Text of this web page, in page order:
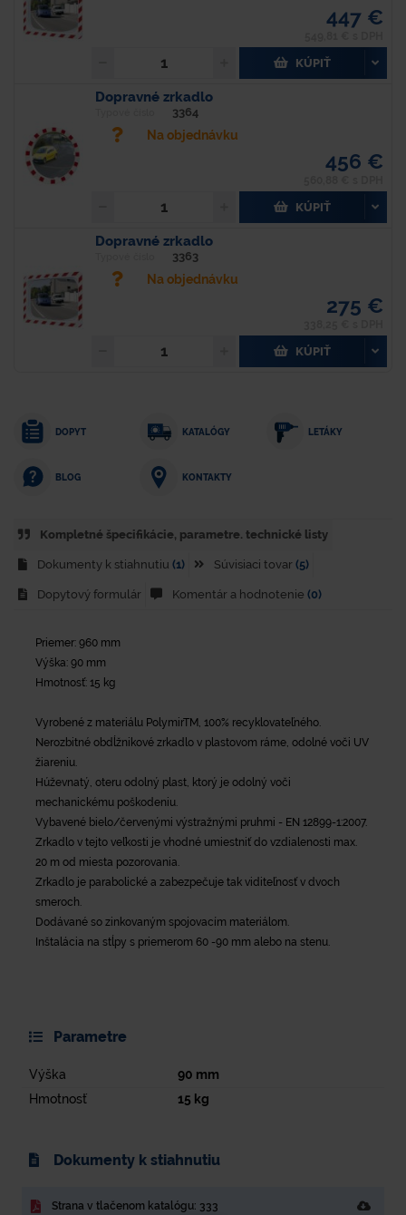
447 €
KÚPIŤ
Dopravné zrkadlo
3364
Na objednávku
456 €
KÚPIŤ
Dopravné zrkadlo
3363
Na objednávku
275 €
KÚPIŤ
DOPYT KATALÓGY LETÁKY
BLOG KONTAKTY
Kompletné špecifikácie, parametre. technické listy
Dokumenty k stiahnutiu (1) Súvisiaci tovar (5)
Dopytový formulár Komentár a hodnotenie (0)
Priemer: 960 mm
Výška: 90 mm
Hmotnosť: 15 kg
Vyrobené z materiálu PolymirTM, 100% recyklovateľného.
Nerozbitné obdĺžnikové zrkadlo v plastovom ráme, odolné voči UV
žiareniu.
Húževnatý, oteru odolný plast, ktorý je odolný voči
mechanickému poškodeniu.
Vybavené bielo/červenými výstražnými pruhmi - EN 12899-1:2007.
Zrkadlo v tejto veľkosti je vhodné umiestniť do vzdialenosti max.
20 m od miesta pozorovania.
Zrkadlo je parabolické a zabezpečuje tak viditeľnosť v dvoch
smeroch.
Dodávané so zinkovaným spojovacím materiálom.
Inštalácia na stĺpy s priemerom 60 -90 mm alebo na stenu.
Parametre
Výška 90 mm
Hmotnosť
15 kg
Dokumenty k stiahnutiu
Strana v tlačenom katalógu: 333